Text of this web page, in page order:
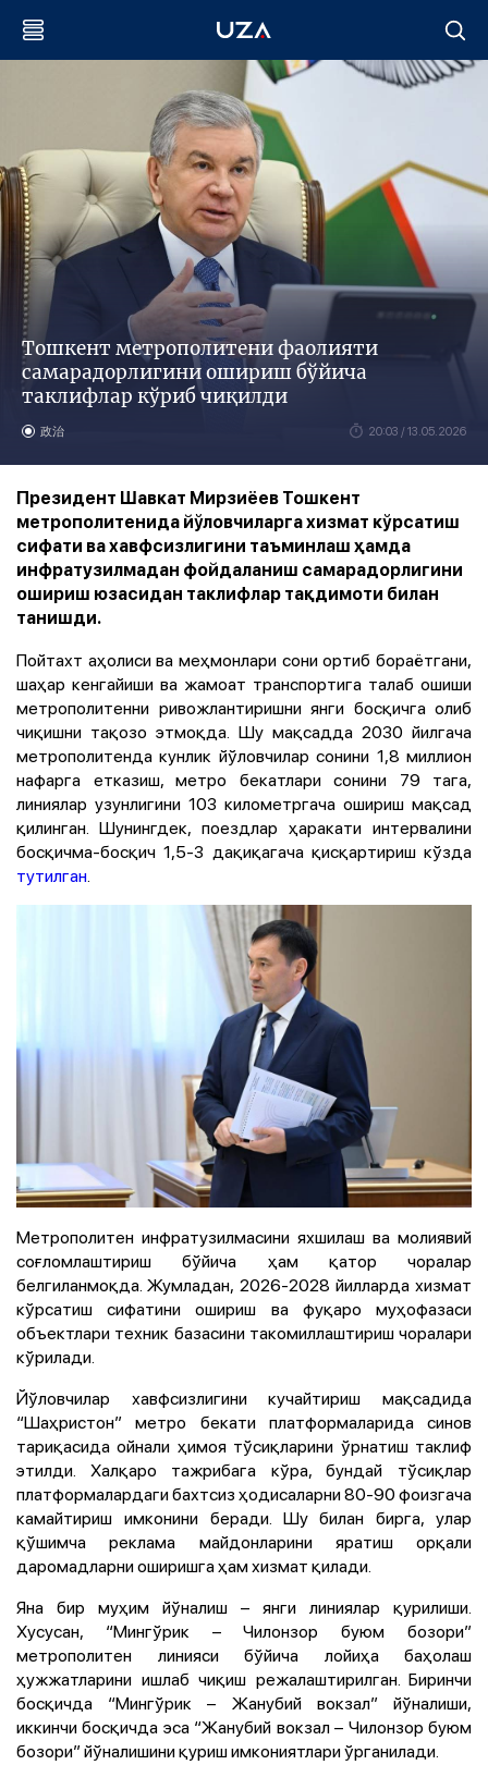
Тошкент метрополитени фаолияти
самарадорлигини ошириш бўйича
таклифлар кўриб чиқилди
政治 20:03 / 13.05.2026
Президент Шавкат Мирзиёев Тошкент
метрополитенида йўловчиларга хизмат кўрсатиш
сифати ва хавфсизлигини таъминлаш ҳамда
инфратузилмадан фойдаланиш самарадорлигини
ошириш юзасидан таклифлар тақдимоти билан
танишди.
Пойтахт аҳолиси ва меҳмонлари сони ортиб бораётгани,
шаҳар кенгайиши ва жамоат транспортига талаб ошиши
метрополитенни ривожлантиришни янги босқичга олиб
чиқишни тақозо этмоқда. Шу мақсадда 2030 йилгача
метрополитенда кунлик йўловчилар сонини 1,8 миллион
нафарга етказиш, метро бекатлари сонини 79 тага,
линиялар узунлигини 103 километргача ошириш мақсад
қилинган. Шунингдек, поездлар ҳаракати интервалини
босқичма-босқич 1,5-3 дақиқагача қисқартириш кўзда
тутилган.
Метрополитен инфратузилмасини яхшилаш ва молиявий
соғломлаштириш бўйича ҳам қатор чоралар
белгиланмоқда. Жумладан, 2026-2028 йилларда хизмат
кўрсатиш сифатини ошириш ва фуқаро муҳофазаси
объектлари техник базасини такомиллаштириш чоралари
кўрилади.
Йўловчилар хавфсизлигини кучайтириш мақсадида
“Шаҳристон” метро бекати платформаларида синов
тариқасида ойнали ҳимоя тўсиқларини ўрнатиш таклиф
этилди. Халқаро тажрибага кўра, бундай тўсиқлар
платформалардаги бахтсиз ҳодисаларни 80-90 фоизгача
камайтириш имконини беради. Шу билан бирга, улар
қўшимча реклама майдонларини яратиш орқали
даромадларни оширишга ҳам хизмат қилади.
Яна бир муҳим йўналиш – янги линиялар қурилиши.
Хусусан, “Мингўрик – Чилонзор буюм бозори”
метрополитен линияси бўйича лойиҳа баҳолаш
ҳужжатларини ишлаб чиқиш режалаштирилган. Биринчи
босқичда “Мингўрик – Жанубий вокзал” йўналиши,
иккинчи босқичда эса “Жанубий вокзал – Чилонзор буюм
бозори” йўналишини қуриш имкониятлари ўрганилади.